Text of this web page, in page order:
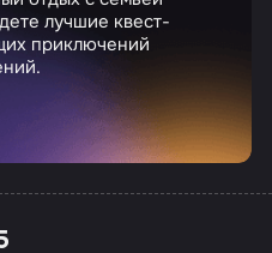
лучшие квест-
приключений